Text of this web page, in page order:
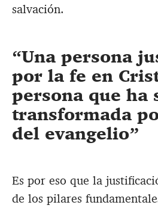
salvación.
Una persona
por la fe en
persona que ha
transformada
del evangelio
Es por eso que la
de los pilares